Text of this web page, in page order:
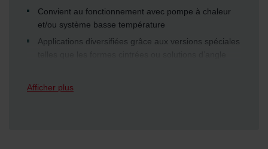
Convient au fonctionnement avec pompe à chaleur
et/ou système basse température
Applications diversifiées grâce aux versions spéciales
personnes souffrant d’allergies
Afficher plus